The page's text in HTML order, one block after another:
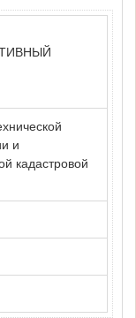
и
кадастровой